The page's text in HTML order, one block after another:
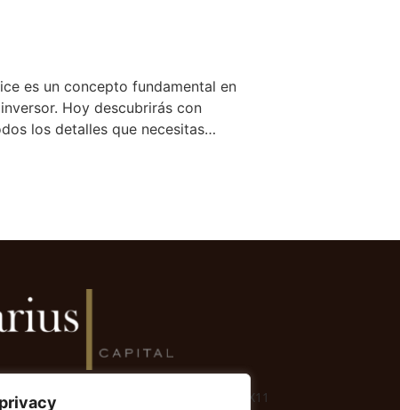
es un concepto fundamental en
Hoy descubrirás con
los detalles que necesitas…
Road · World Trade Center 5.26 · GX11